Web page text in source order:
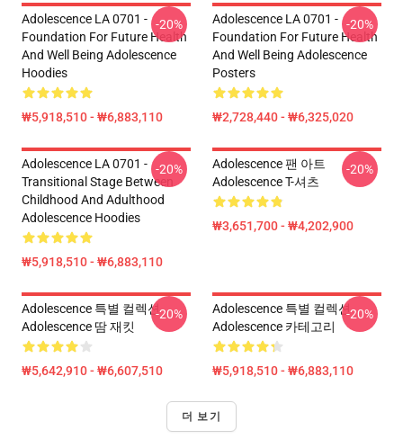
Adolescence LA 0701 -
Foundation For Future Health
And Well Being Adolescence
Hoodies
₩5,918,510 - ₩6,883,110
-20%
Adolescence LA 0701 -
Foundation For Future Health
And Well Being Adolescence
Posters
₩2,728,440 - ₩6,325,020
-20%
Adolescence LA 0701 -
Transitional Stage Between
Childhood And Adulthood
Adolescence Hoodies
₩5,918,510 - ₩6,883,110
-20%
Adolescence 팬 아트
Adolescence T-셔츠
₩3,651,700 - ₩4,202,900
-20%
Adolescence 특별 컬렉션
Adolescence 땀 재킷
₩5,642,910 - ₩6,607,510
-20%
Adolescence 특별 컬렉션
Adolescence 카테고리
₩5,918,510 - ₩6,883,110
-20%
더 보기